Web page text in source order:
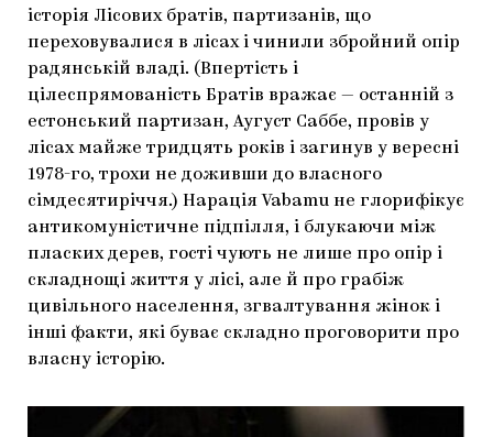
історія Лісових братів, партизанів, що
переховувалися в лісах і чинили збройний опір
радянській владі. (Впертість і
цілеспрямованість Братів вражає — останній з
естонський партизан, Аугуст Саббе, провів у
лісах майже тридцять років і загинув у вересні
1978-го, трохи не доживши до власного
сімдесятиріччя.) Нарація Vabamu не глорифікує
антикомуністичне підпілля, і блукаючи між
пласких дерев, гості чують не лише про опір і
складнощі життя у лісі, але й про грабіж
цивільного населення, згвалтування жінок і
інші факти, які буває складно проговорити про
власну історію.